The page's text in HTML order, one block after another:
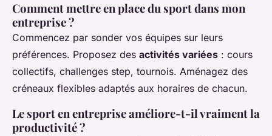
Comment mettre en place du sport dans mon
entreprise ?
Commencez par sonder vos équipes sur leurs
préférences. Proposez des activités variées : cours
collectifs, challenges step, tournois. Aménagez des
créneaux flexibles adaptés aux horaires de chacun.
Le sport en entreprise améliore-t-il vraiment la
productivité ?